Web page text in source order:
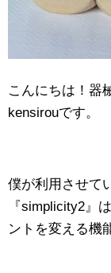
こんにちは！器
kensirouです。
僕が利用させて
『simplicity2』
ントを変える機